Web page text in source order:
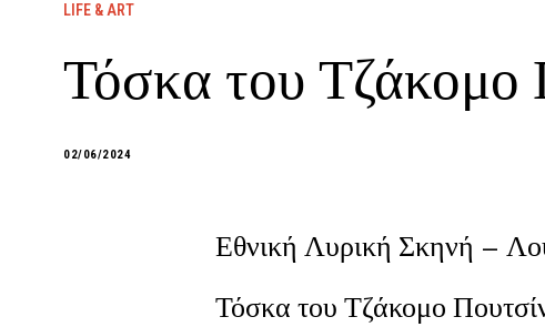
LIFE & ART
Τόσκα του Τζάκομο
02/06/2024
Εθνική Λυρική Σκηνή –
Τόσκα του Τζάκομο